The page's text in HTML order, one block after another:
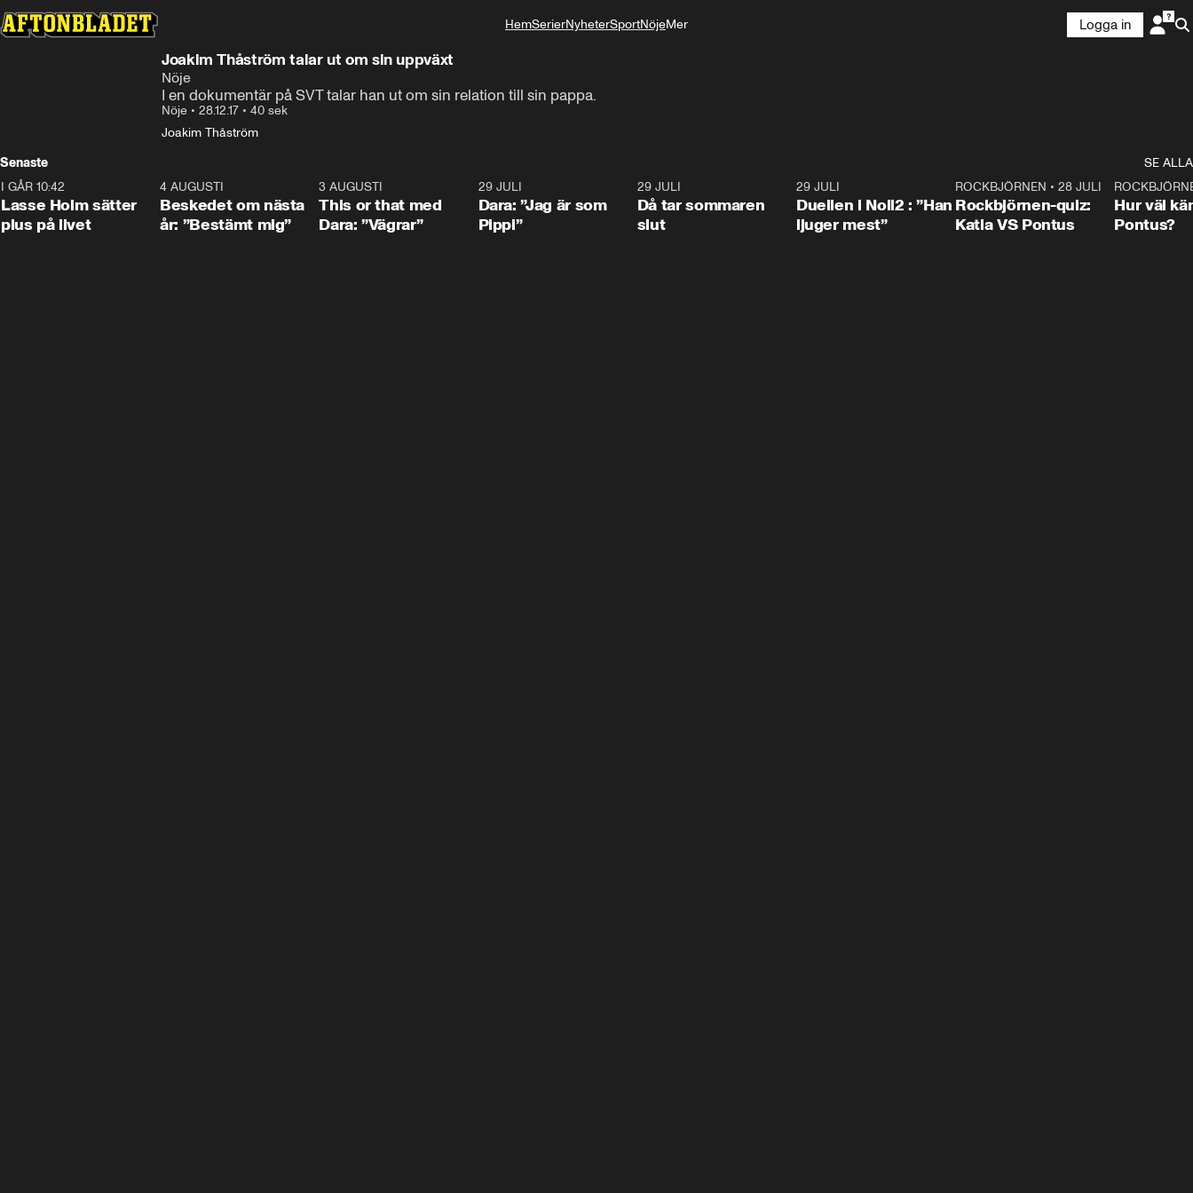
HemSerierNyheterSportNöjeMer
Logga in
Joakim Thåström talar ut om sin uppväxt
Nöje
I en dokumentär på SVT talar han ut om sin relation till sin pappa.
Nöje • 28.12.17 • 40 sek
Joakim Thåström
Senaste
SE ALLA
1:04
I GÅR 10:42
Lasse Holm sätter
plus på livet
0:24
4 AUGUSTI
Beskedet om nästa
år: ”Bestämt mig”
3 AUGUSTI
This or that med
Dara: ”Vägrar”
29 JULI
Dara: ”Jag är som
Pippi”
29 JULI
Då tar sommaren
slut
29 JULI
Duellen i Noll2 : ”Han
ljuger mest”
0:15
ROCKBJÖRNEN •28 JULI
Rockbjörnen-quiz:
Katia VS Pontus
Hur väl
Pontus?